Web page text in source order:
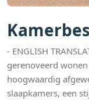
- ENGLISH
gerenoveerd
hoogwaardig
slaapkamers, een